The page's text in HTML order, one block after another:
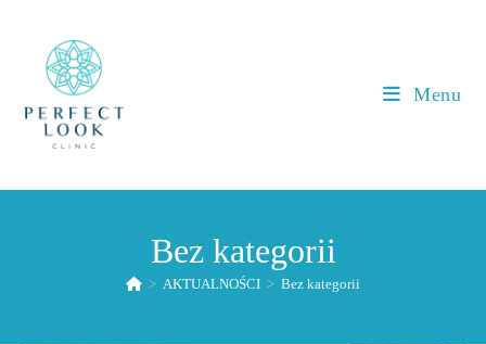
Menu
Bez kategorii
> AKTUALNOŚCI > Bez kategorii